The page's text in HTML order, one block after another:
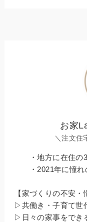
お家
＼注文住
・地方に在住の
・2021年に憧れ
【家づくりの不安・
▷共働き・子育て世
▷日々の家事をでき